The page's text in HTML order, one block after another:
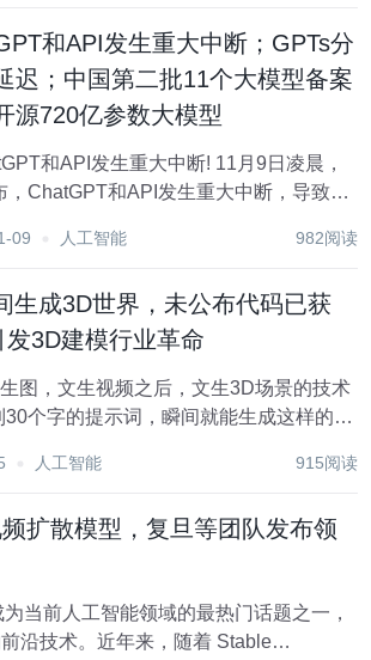
和API发生重大中断；GPTs分
迟；中国第二批11个大模型备案
源720亿参数大模型
和API发生重大中断! 11月9日凌晨，
，ChatGPT和API发生重大中断，导致全
行了修复，但仍然不稳定，会继续进行
09 人工智能 982阅读
生成3D世界，未公布代码已获
3D建模行业革命
图，文生视频之后，文生3D场景的技术
无云的天空，周围的山和水鸟的倒影呈
人工智能 915阅读
扩散模型，复旦等团队发布领
当前人工智能领域的最热门话题之一，
沿技术。近年来，随着 Stable